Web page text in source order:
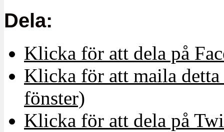
Dela:
Klicka för att dela på
Klicka för att maila
fönster)
Klicka för att dela på